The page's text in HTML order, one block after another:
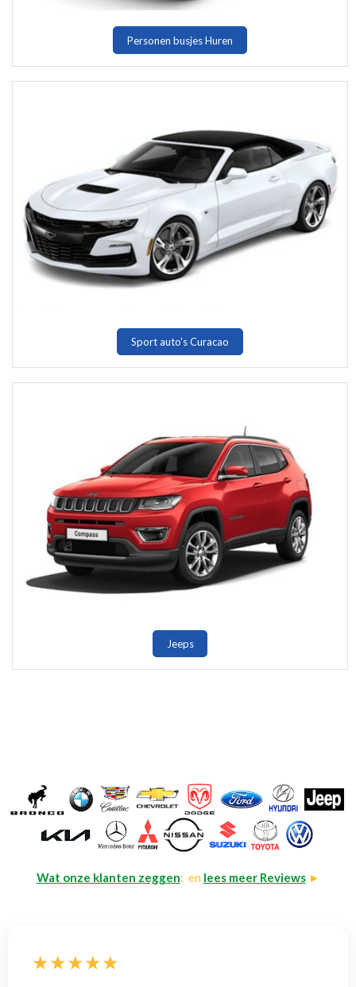
Personen busjes Huren
Sport auto's Curacao
Jeeps
Wat onze klanten zeggen: en lees meer Reviews►
★★★★★